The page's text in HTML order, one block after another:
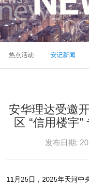
热点活动 安记新闻
安华理达受邀
区 “信用楼宇
发布日期:
11月25日，2025年天河中